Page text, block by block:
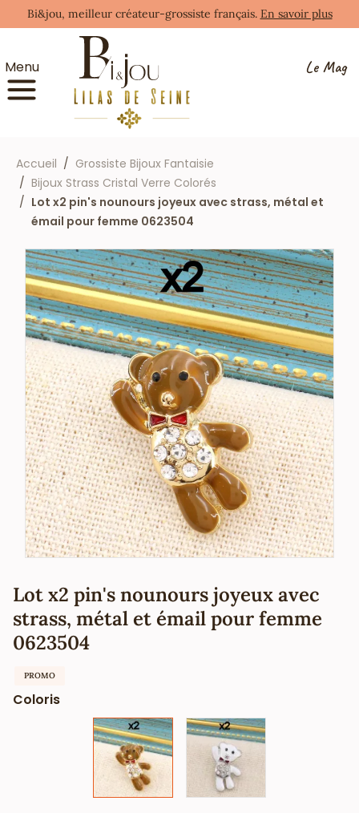
Bi&jou, meilleur créateur-grossiste français. En savoir plus
Menu Le Mag
Accueil
Grossiste Bijoux Fantaisie
Bijoux Strass Cristal Verre Colorés
Lot x2 pin's nounours joyeux avec strass, métal et
émail pour femme 0623504
Lot x2 pin's nounours joyeux avec
strass, métal et émail pour femme
0623504
PROMO
Coloris